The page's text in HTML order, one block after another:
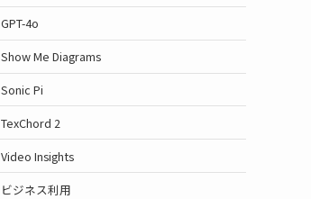
GPT-4o
Show Me Diagrams
Sonic Pi
TexChord 2
Video Insights
ビジネス利用